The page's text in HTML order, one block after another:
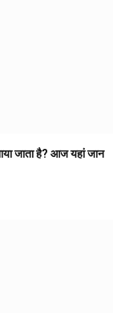
जाता है? आज यहां जान